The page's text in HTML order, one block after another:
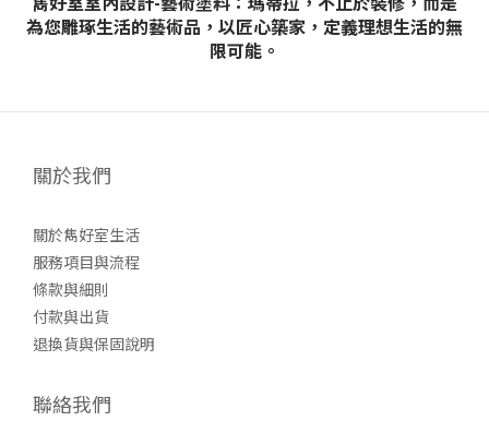
為您雕琢生活的藝術品，以匠心築家，定義理想生活的無
限可能。
關於我們
關於雋好室生活
服務項目與流程
條款與細則
付款與出貨
退換貨與保固說明
聯絡我們